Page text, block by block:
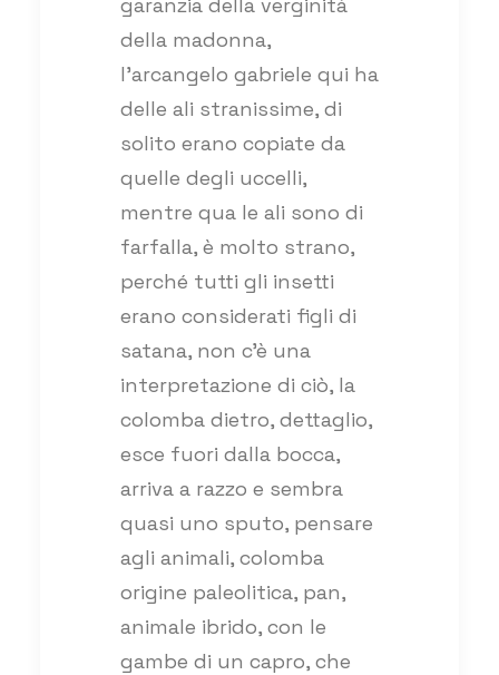
della madonna,
l’arcangelo gabriele qui ha
delle ali stranissime, di
solito erano copiate da
quelle degli uccelli,
mentre qua le ali sono di
farfalla, è molto strano,
perché tutti gli insetti
erano considerati figli di
satana, non c’è una
interpretazione di ciò, la
colomba dietro, dettaglio,
esce fuori dalla bocca,
arriva a razzo e sembra
quasi uno sputo, pensare
agli animali, colomba
origine paleolitica, pan,
animale ibrido, con le
gambe di un capro, che